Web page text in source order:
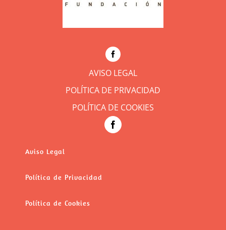
AVISO LEGAL
POLÍTICA DE PRIVACIDAD
POLÍTICA DE COOKIES
Aviso Legal
Política de Privacidad
Política de Cookies